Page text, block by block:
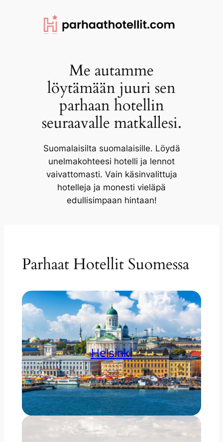
Me autamme
löytämään juuri sen
parhaan hotellin
seuraavalle matkallesi.
Suomalaisilta suomalaisille. Löydä
unelmakohteesi hotelli ja lennot
vaivattomasti. Vain käsinvalittuja
hotelleja ja monesti vieläpä
edullisimpaan hintaan!
Parhaat Hotellit Suomessa
Helsinki